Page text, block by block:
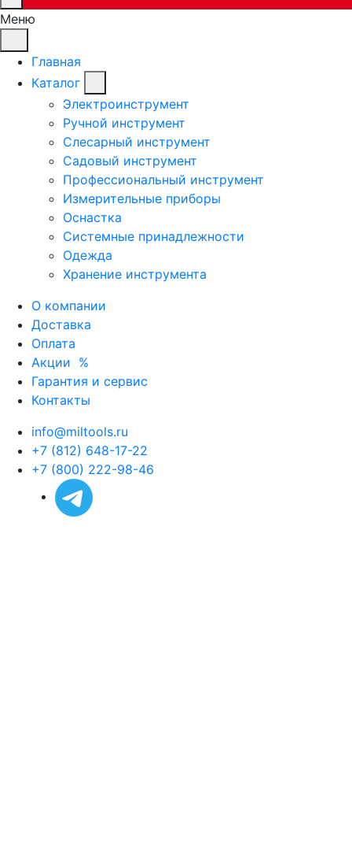
Меню
Главная
Каталог
Электроинструмент
Ручной инструмент
Слесарный инструмент
Садовый инструмент
Профессиональный инструмент
Измерительные приборы
Оснастка
Системные принадлежности
Одежда
Хранение инструмента
О компании
Доставка
Оплата
Акции %
Гарантия и сервис
Контакты
info@miltools.ru
+7 (812) 648-17-22
+7 (800) 222-98-46